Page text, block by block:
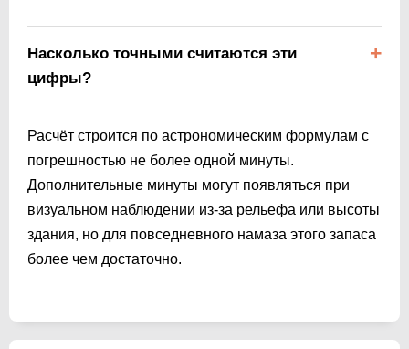
Насколько точными считаются эти
цифры?
Расчёт строится по астрономическим формулам с
погрешностью не более одной минуты.
Дополнительные минуты могут появляться при
визуальном наблюдении из-за рельефа или высоты
здания, но для повседневного намаза этого запаса
более чем достаточно.